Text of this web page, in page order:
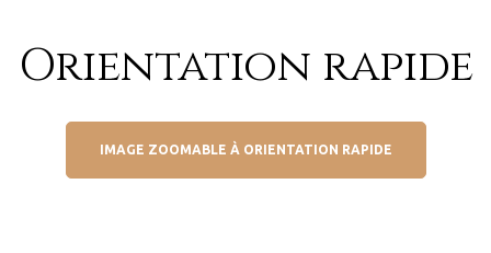
Orientation rapide
IMAGE ZOOMABLE À ORIENTATION RAPIDE